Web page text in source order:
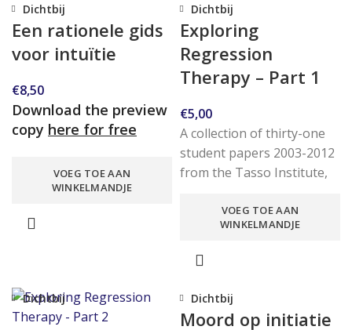
Dichtbij
Een rationele gids
voor intuïtie
€8,50
Download the preview
copy here for free
VOEG TOE AAN
WINKELMANDJE
Dichtbij
Exploring
Regression
Therapy – Part 1
€5,00
A collection of thirty-one
student papers 2003-2012
from the Tasso Institute,
(part 1) contains short
summaries in
VOEG TOE AAN
WINKELMANDJE
Dichtbij Dichtbij
Moord op initiatie